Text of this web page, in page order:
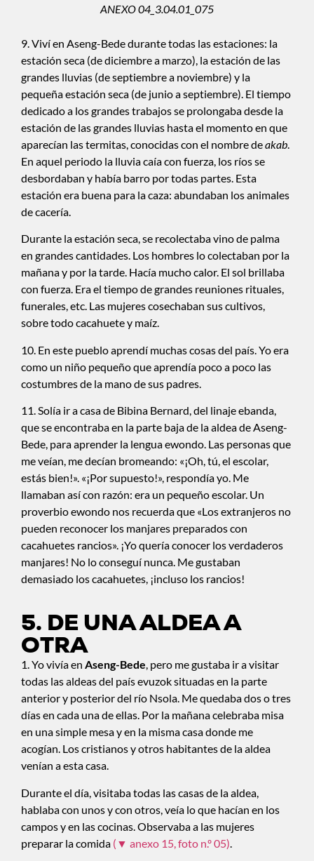
ANEXO 04_3.04.01_075
9. Viví en Aseng-Bede durante todas las estaciones: la
estación seca (de diciembre a marzo), la estación de las
grandes lluvias (de septiembre a noviembre) y la
pequeña estación seca (de junio a septiembre). El tiempo
dedicado a los grandes trabajos se prolongaba desde la
estación de las grandes lluvias hasta el momento en que
aparecían las termitas, conocidas con el nombre deakab
En aquel periodo la lluvia caía con fuerza, los ríos se
desbordaban y había barro por todas partes. Esta
estación era buena para la caza: abundaban los animales
de cacería.
Durante la estación seca, se recolectaba vino de palma
en grandes cantidades. Los hombres lo colectaban por la
mañana y por la tarde. Hacía mucho calor. El sol brillaba
con fuerza. Era el tiempo de grandes reuniones rituales,
funerales, etc. Las mujeres cosechaban sus cultivos,
sobre todo cacahuete y maíz.
10. En este pueblo aprendí muchas cosas del país. Yo era
como un niño pequeño que aprendía poco a poco las
costumbres de la mano de sus padres.
11. Solía ir a casa de Bibina Bernard, del linaje ebanda,
que se encontraba en la parte baja de la aldea de Aseng-
Bede, para aprender la lengua ewondo. Las personas que
me veían, me decían bromeando: «¡Oh, tú, el escolar,
estás bien!». «¡Por supuesto!», respondía yo. Me
llamaban así con razón: era un pequeño escolar. Un
proverbio ewondo nos recuerda que «Los extranjeros no
pueden reconocer los manjares preparados con
cacahuetes rancios». ¡Yo quería conocer los verdaderos
manjares! No lo conseguí nunca. Me gustaban
demasiado los cacahuetes, ¡incluso los rancios!
5. DE UNA ALDEA A
OTRA
1. Yo vivía en Aseng-Bede, pero me gustaba ir a visitar
todas las aldeas del país evuzok situadas en la parte
anterior y posterior del río Nsola. Me quedaba dos o tres
días en cada una de ellas. Por la mañana celebraba misa
en una simple mesa y en la misma casa donde me
acogían. Los cristianos y otros habitantes de la aldea
venían a esta casa.
Durante el día, visitaba todas las casas de la aldea,
hablaba con unos y con otros, veía lo que hacían en los
campos y en las cocinas. Observaba a las mujeres
preparar la comida (▼ anexo 15, foto n.º 05)